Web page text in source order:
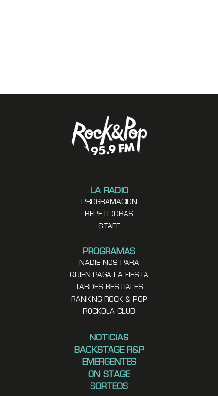
LA RADIO
PROGRAMACION
REPETIDORAS
STAFF
PROGRAMAS
NADIE NOS PARA
QUIEN PAGA LA FIESTA
TARDES BESTIALES
RANKING ROCK & POP
ROCKOLA CLUB
NOTICIAS
BACKSTAGE R&P
EMERGENTES
ON STAGE
SORTEOS